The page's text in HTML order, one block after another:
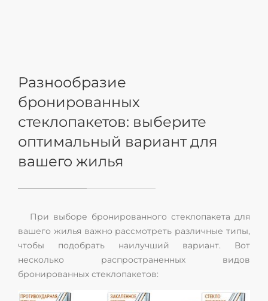
Разнообразие
бронированных
стеклопакетов: выберите
оптимальный вариант для
вашего жилья
При выборе бронированного стеклопакета для
вашего жилья важно рассмотреть различные типы,
чтобы подобрать наилучший вариант. Вот
несколько распространенных видов
бронированных стеклопакетов: